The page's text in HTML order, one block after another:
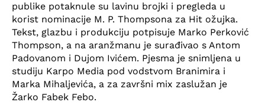
publike potaknule su lavinu brojki i pregleda u
korist nominacije M. P. Thompsona za Hit ožujka.
Tekst, glazbu i produkciju potpisuje Marko Perković
Thompson, a na aranžmanu je surađivao s Antom
Padovanom i Dujom Ivićem. Pjesma je snimljena u
studiju Karpo Media pod vodstvom Branimira i
Marka Mihaljevića, a za završni mix zaslužan je
Žarko Fabek Febo.